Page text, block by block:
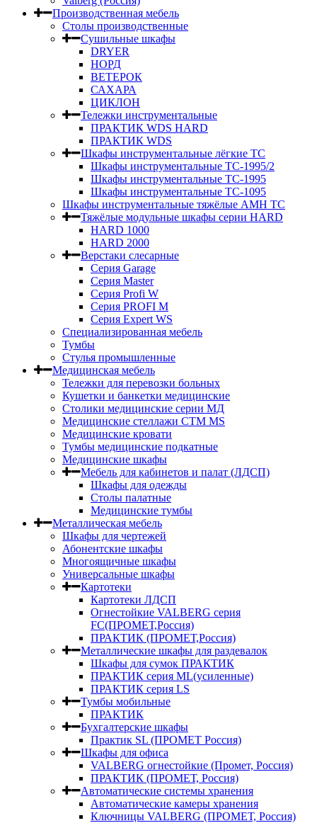
Производственная мебель
Столы производственные
Сушильные шкафы
DRYER
НОРД
ВЕТЕРОК
САХАРА
ЦИКЛОН
Тележки инструментальные
ПРАКТИК WDS HARD
ПРАКТИК WDS
Шкафы инструментальные лёгкие ТС
Шкафы инструментальные ТС-1995/2
Шкафы инструментальные TC-1995
Шкафы инструментальные TC-1095
Шкафы инструментальные тяжёлые AMH TC
Тяжёлые модульные шкафы серии HARD
HARD 1000
HARD 2000
Верстаки слесарные
Серия Garage
Серия Master
Серия Profi W
Серия PROFI M
Серия Expert WS
Специализированная мебель
Тумбы
Стулья промышленные
Медицинская мебель
Тележки для перевозки больных
Кушетки и банкетки медицинские
Столики медицинские серии МД
Медицинские стеллажи СТМ MS
Медицинские кровати
Тумбы медицинские подкатные
Медицинские шкафы
Мебель для кабинетов и палат (ЛДСП)
Шкафы для одежды
Столы палатные
Медицинские тумбы
Металлическая мебель
Шкафы для чертежей
Абонентские шкафы
Многоящичные шкафы
Универсальные шкафы
Картотеки
Картотеки ЛДСП
Огнестойкие VALBERG серия
FC(ПРОМЕТ,Россия)
ПРАКТИК (ПРОМЕТ,Россия)
Металлические шкафы для раздевалок
Шкафы для сумок ПРАКТИК
ПРАКТИК серия ML(усиленные)
ПРАКТИК серия LS
Тумбы мобильные
ПРАКТИК
Бухгалтерские шкафы
Практик SL (ПРОМЕТ Россия)
Шкафы для офиса
VALBERG огнестойкие (Промет, Россия)
ПРАКТИК (ПРОМЕТ, Россия)
Автоматические системы хранения
Автоматические камеры хранения
Ключницы VALBERG (ПРОМЕТ, Россия)